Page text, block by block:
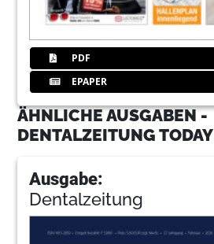
PDF
EPAPER
ÄHNLICHE AUSGABEN -
DENTALZEITUNG TODAY
Ausgabe:
Dentalzeitung